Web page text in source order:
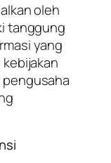
oleh
tanggung
yang